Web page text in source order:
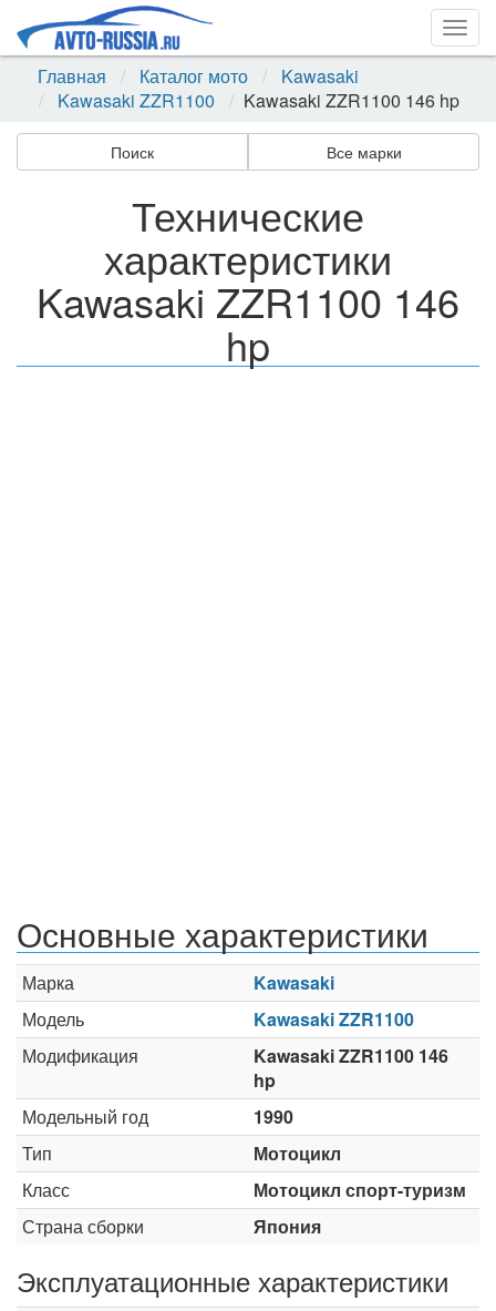
Главная
Каталог мото
Kawasaki
Kawasaki ZZR1100
Kawasaki ZZR1100 146 hp
Поиск Все марки
Технические
характеристики
Kawasaki ZZR1100 146
hp
Основные характеристики
Марка
Kawasaki
Модель
Kawasaki ZZR1100
Модификация
Kawasaki ZZR1100 146
hp
Модельный год
1990
Тип
Мотоцикл
Класс
Мотоцикл спорт-туризм
Страна сборки
Япония
Эксплуатационные характеристики